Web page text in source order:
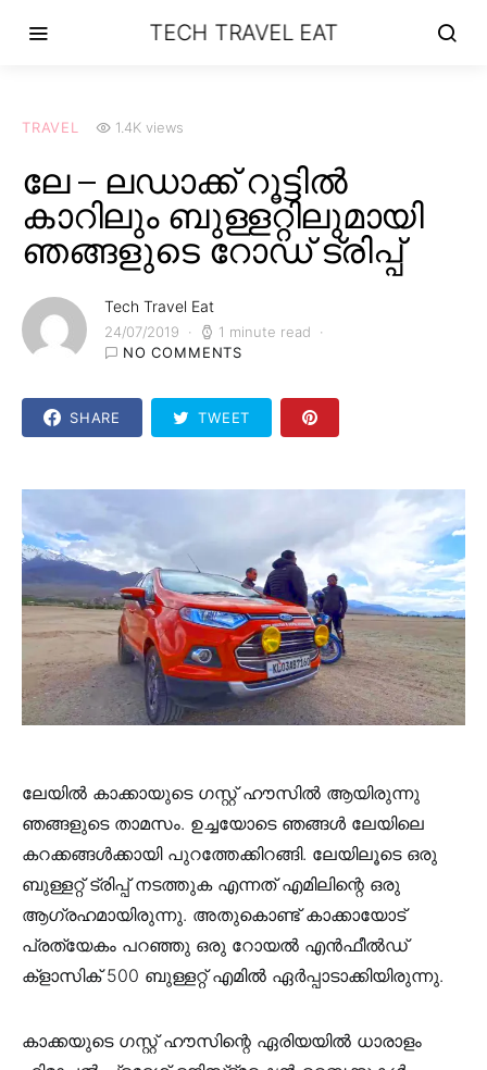
TECH TRAVEL EAT
TRAVEL 1.4K views
ലേ – ലഡാക്ക് റൂട്ടിൽ
കാറിലും ബുള്ളറ്റിലുമായി
ഞങ്ങളുടെ റോഡ് ട്രിപ്പ്
Tech Travel Eat
24/07/2019
1 minute read
NO COMMENTS
SHARE TWEET
ലേയിൽ കാക്കായുടെ ഗസ്റ്റ് ഹൗസിൽ ആയിരുന്നു
ഞങ്ങളുടെ താമസം. ഉച്ചയോടെ ഞങ്ങൾ ലേയിലെ
കറക്കങ്ങൾക്കായി പുറത്തേക്കിറങ്ങി. ലേയിലൂടെ ഒരു
ബുള്ളറ്റ് ട്രിപ്പ് നടത്തുക എന്നത് എമിലിന്റെ ഒരു
ആഗ്രഹമായിരുന്നു. അതുകൊണ്ട് കാക്കായോട്
പ്രത്യേകം പറഞ്ഞു ഒരു റോയൽ എൻഫീൽഡ്
ക്‌ളാസിക് 500 ബുള്ളറ്റ് എമിൽ ഏർപ്പാടാക്കിയിരുന്നു.
കാക്കയുടെ ഗസ്റ്റ് ഹൗസിന്റെ ഏരിയയിൽ ധാരാളം